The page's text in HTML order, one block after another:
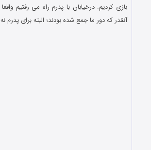
بازی کردیم. درخیابان با پدرم راه می رفتیم
آنقدر که دور ما جمع شده بودند؛ البته برای پدرم